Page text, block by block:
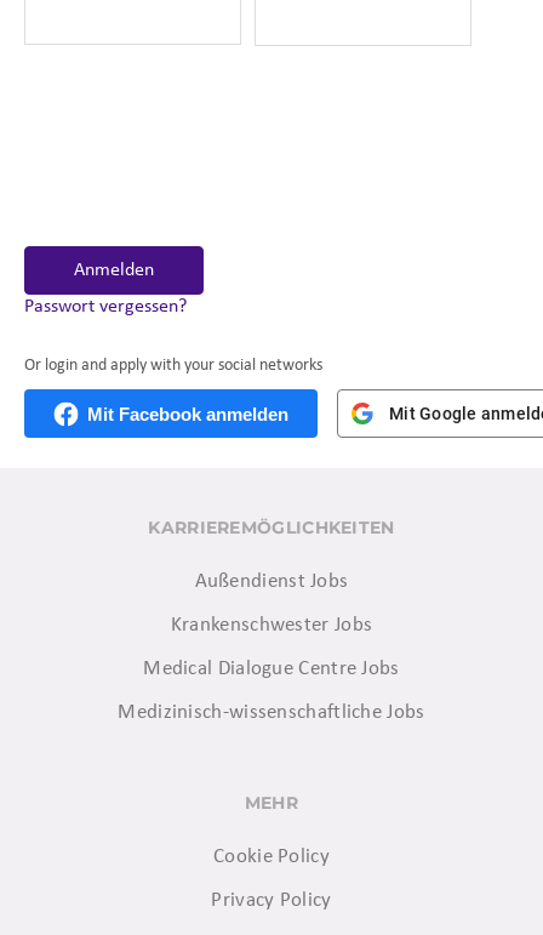
Anmelden
Passwort vergessen?
Or login and apply with your social networks
Mit Facebook anmelden Mit Google
KARRIEREMÖGLICHKEITEN
Außendienst Jobs
Krankenschwester Jobs
Medical Dialogue Centre Jobs
Medizinisch-wissenschaftliche Jobs
MEHR
Cookie Policy
Privacy Policy